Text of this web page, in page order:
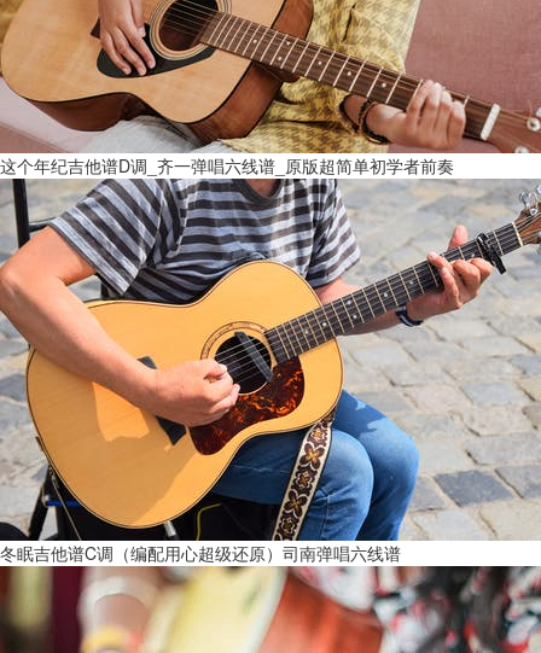
这个年纪吉他谱D调_齐一弹唱六线谱_原版超简单初学者前奏
冬眠吉他谱C调（编配用心超级还原）司南弹唱六线谱